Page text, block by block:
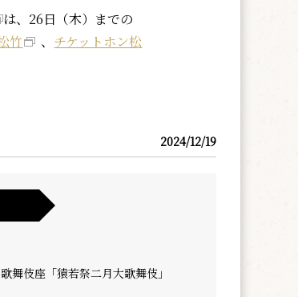
は、26日（木）までの
竹 、 チケットホン松
2024/12/19
舞伎座「猿若祭二月大歌舞伎」